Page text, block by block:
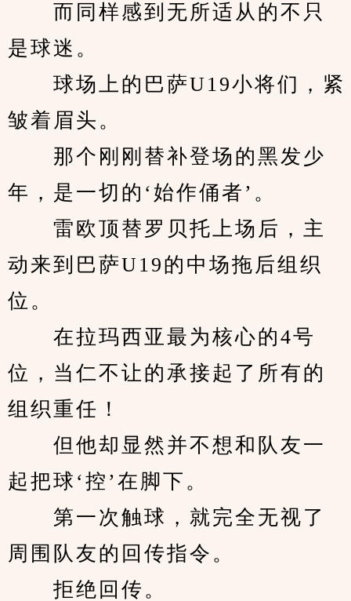
而同样感到无所适从的不只
是球迷。
球场上的巴萨U19小将们，紧
皱着眉头。
那个刚刚替补登场的黑发少
年，是一切的‘始作俑者’。
雷欧顶替罗贝托上场后，主
动来到巴萨U19的中场拖后组织
位。
在拉玛西亚最为核心的4号
位，当仁不让的承接起了所有的
组织重任！
但他却显然并不想和队友一
起把球‘控’在脚下。
第一次触球，就完全无视了
周围队友的回传指令。
拒绝回传。